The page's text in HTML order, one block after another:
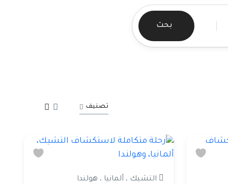
بحث
تصنيف
التشيك ، ألمانيا ، هولندا